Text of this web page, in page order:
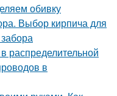
обивку
Выбор кирпича для
распределительной
в